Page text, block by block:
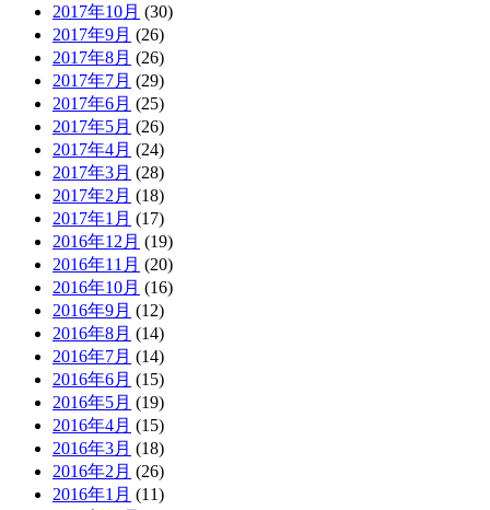
2017年10月 (30)
2017年9月 (26)
2017年8月 (26)
2017年7月 (29)
2017年6月 (25)
2017年5月 (26)
2017年4月 (24)
2017年3月 (28)
2017年2月 (18)
2017年1月 (17)
2016年12月 (19)
2016年11月 (20)
2016年10月 (16)
2016年9月 (12)
2016年8月 (14)
2016年7月 (14)
2016年6月 (15)
2016年5月 (19)
2016年4月 (15)
2016年3月 (18)
2016年2月 (26)
2016年1月 (11)